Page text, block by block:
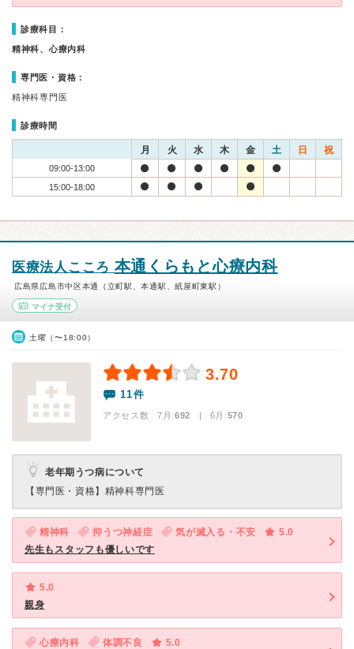
診療科目：
精神科、心療内科
専門医・資格：
精神科専門医
診療時間
月 火 水 木 金 土 日 祝
09:00-13:00
15:00-18:00
医療法人こころ 本通くらもと心療内科
広島県広島市中区本通（立町駅、本通駅、紙屋町東駅）
マイナ受付
土曜（〜18:00）
3.70
11件
アクセス数 7月:692 | 6月:570
老年期うつ病について
【専門医・資格】 精神科専門医
精神科 抑うつ神経症 気が滅入る・不安
5.0
先生もスタッフも優しいです
5.0
親身
心療内科 体調不良
5.0